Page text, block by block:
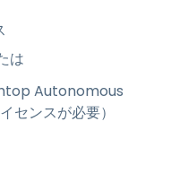
は
Autonomous
ンスが必要）